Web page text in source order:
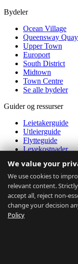
Bydeler
Ocean Village
Queensway Quay
Upper Town
Europort
South District
Midtown
Town Centre
Se alle bydeler
Guider og ressurser
Leietakerguide
Utleierguide
Flytteguide
Levekostnader
Transport
Markedsdata
Om oss
Om oss
We value your
We use cookies to
relevant content.
accept all, reject non-
change your decision
Policy